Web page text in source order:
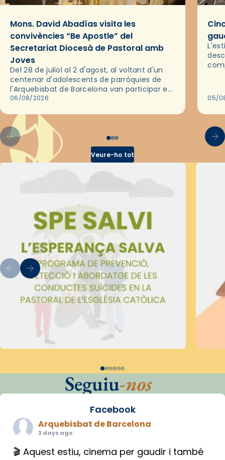
Mons. David Abadías visita les
convivències “Be Apostle” del
Secretariat Diocesà de Pastoral amb
Joves
Del 28 de juliol al 2 d'agost, al voltant d'un
centenar d'adolescents de parròquies de
l'Arquebisbat de Barcelona van participar en
les convivències Be Apostle, organitzades
06/08/2026 05/
Veure-ho tot
Seguiu-nos
Facebook
Arquebisbat de Barcelona
3 days ago
🎬 Aquest estiu, cinema per gaudir i també